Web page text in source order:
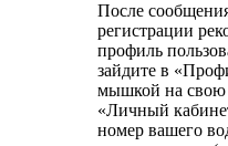
После
регистрации
профиль
зайдите в
мышкой на
«Личный
номер вашего